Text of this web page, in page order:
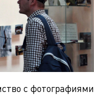
с фотографиями